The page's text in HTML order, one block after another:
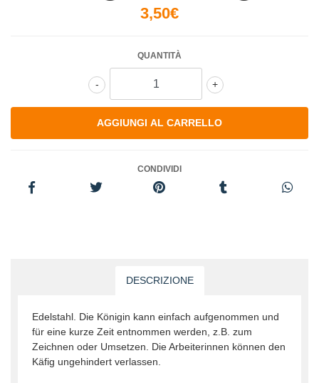
3,50€
QUANTITÀ
+
-
CONDIVIDI
DESCRIZIONE
Edelstahl. Die Königin kann einfach aufgenommen und
für eine kurze Zeit entnommen werden, z.B. zum
Zeichnen oder Umsetzen. Die Arbeiterinnen können den
Käfig ungehindert verlassen.